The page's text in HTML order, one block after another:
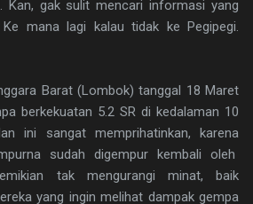
Kan, gak sulit mencari informasi yang
mana lagi kalau tidak ke Pegipegi.
Barat (Lombok) tanggal 18 Maret
berkekuatan 5.2 SR di kedalaman 10
ini sangat memprihatinkan, karena
sudah digempur kembali oleh
tak mengurangi minat, baik
yang ingin melihat dampak gempa